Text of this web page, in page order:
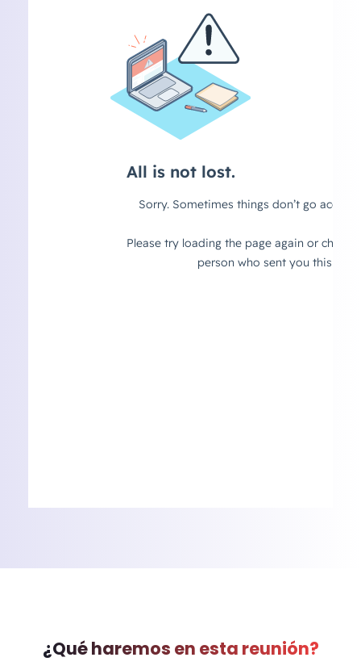
¿Qué haremos en esta reunión?